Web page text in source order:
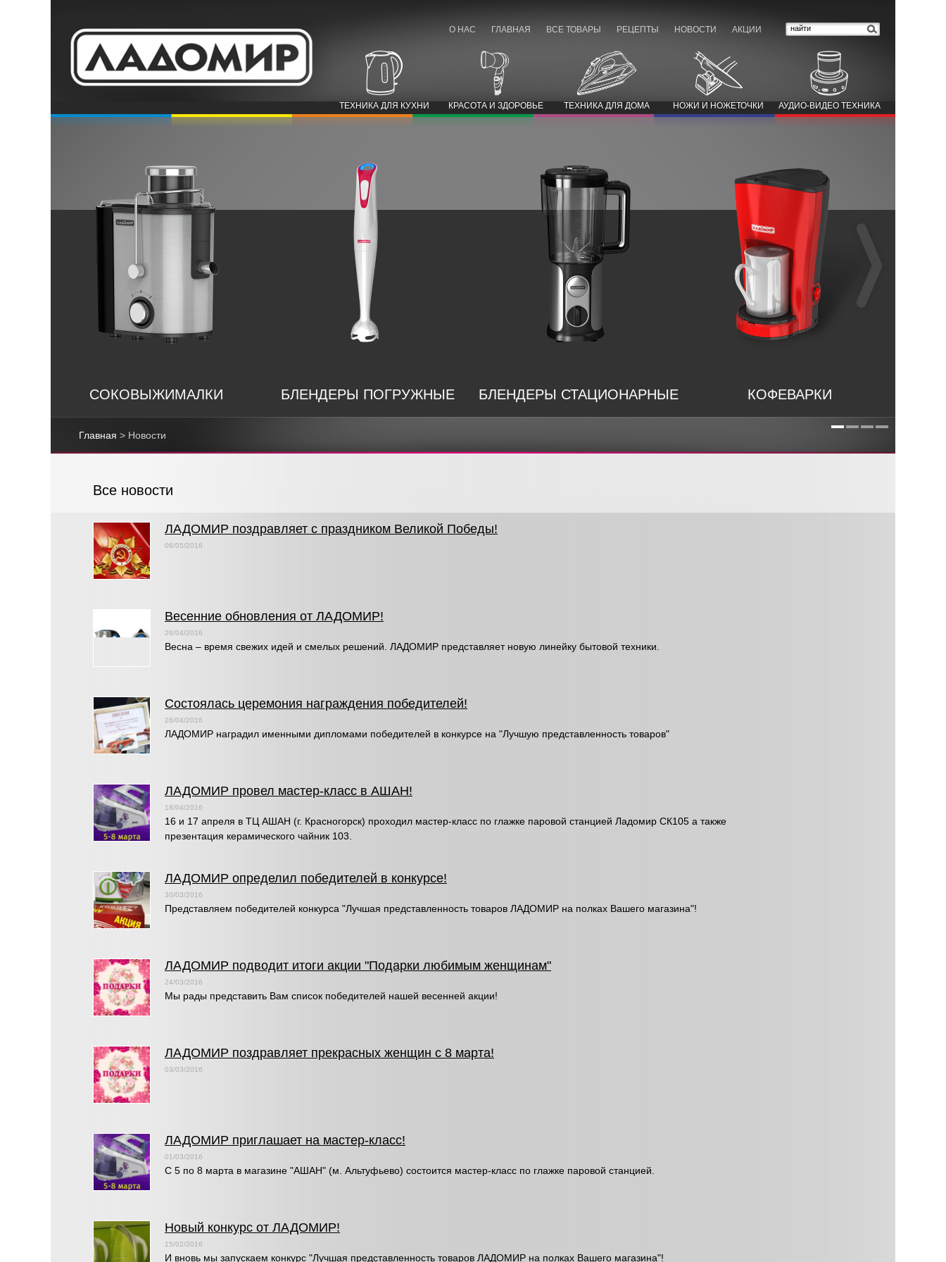
О НАС ГЛАВНАЯ ВСЕ ТОВАРЫ РЕЦЕПТЫ НОВОСТИ АКЦИИ
ТЕХНИКА ДЛЯ КУХНИ КРАСОТА И ЗДОРОВЬЕ ТЕХНИКА ДЛЯ ДОМА НОЖИ И НОЖЕТОЧКИ АУДИО-ВИДЕО ТЕХНИКА
СОКОВЫЖИМАЛКИ БЛЕНДЕРЫ ПОГРУЖНЫЕ БЛЕНДЕРЫ СТАЦИОНАРНЫЕ КОФЕВАРКИ
Главная > Новости
Все новости
ЛАДОМИР поздравляет с праздником Великой Победы!
06/05/2016
Весенние обновления от ЛАДОМИР!
26/04/2016
Весна – время свежих идей и смелых решений. ЛАДОМИР представляет новую линейку бытовой техники.
Состоялась церемония награждения победителей!
26/04/2016
ЛАДОМИР наградил именными дипломами победителей в конкурсе на "Лучшую представленность товаров"
ЛАДОМИР провел мастер-класс в АШАН!
18/04/2016
16 и 17 апреля в ТЦ АШАН (г. Красногорск) проходил мастер-класс по глажке паровой станцией Ладомир СК105 а также
презентация керамического чайник 103.
ЛАДОМИР определил победителей в конкурсе!
30/03/2016
Представляем победителей конкурса "Лучшая представленность товаров ЛАДОМИР на полках Вашего магазина"!
ЛАДОМИР подводит итоги акции "Подарки любимым женщинам"
24/03/2016
Мы рады представить Вам список победителей нашей весенней акции!
ЛАДОМИР поздравляет прекрасных женщин с 8 марта!
03/03/2016
ЛАДОМИР приглашает на мастер-класс!
01/03/2016
С 5 по 8 марта в магазине "АШАН" (м. Альтуфьево) состоится мастер-класс по глажке паровой станцией.
Новый конкурс от ЛАДОМИР!
15/02/2016
И вновь мы запускаем конкурс "Лучшая представленность товаров ЛАДОМИР на полках Вашего магазина"!